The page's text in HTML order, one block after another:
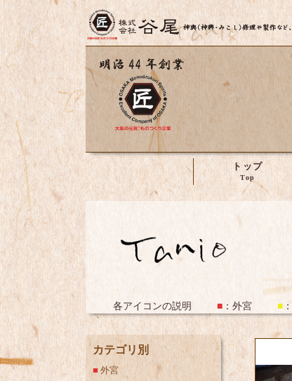
トップ
各アイコンの説明 ■ ： 外宮 ■ ：
カテゴリ別
■ 外宮